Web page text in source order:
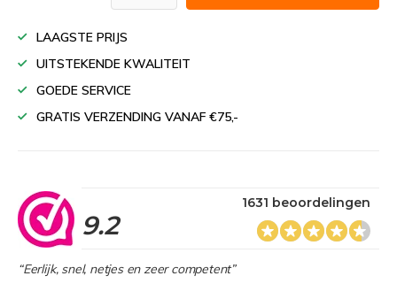
LAAGSTE PRIJS
UITSTEKENDE KWALITEIT
GOEDE SERVICE
GRATIS VERZENDING VANAF €75,-
9.2
1631 beoordelingen
“Eerlijk, snel, netjes en zeer competent”